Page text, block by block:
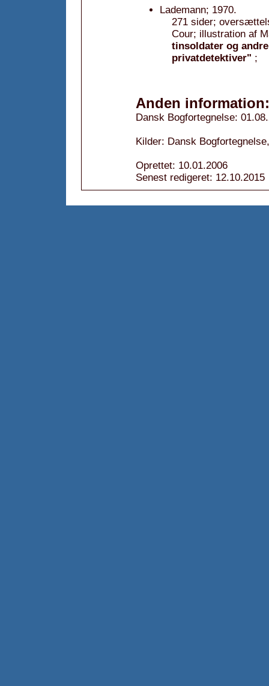
Lademann; 1970.
271 sider;
Cour; illustration af
tinsoldater og
privatdetektiver" ;
Anden information:
Dansk Bogfortegnelse:
Kilder: Dansk
Oprettet: 10.01.2006
Senest redigeret: 12.10.2015